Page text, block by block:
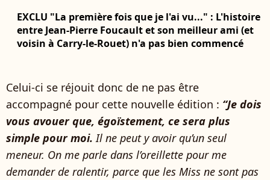
EXCLU "La première fois que je l'ai vu..." : L'histoire
entre Jean-Pierre Foucault et son meilleur ami (et
voisin à Carry-le-Rouet) n'a pas bien commencé
Celui-ci se réjouit donc de ne pas être
accompagné pour cette nouvelle édition : “Je dois
vous avouer que, égoïstement, ce sera plus
simple pour moi.Il ne peut y avoir qu’un seul
meneur. On me parle dans l’oreillette pour me
demander de ralentir, parce que les Miss ne sont pas